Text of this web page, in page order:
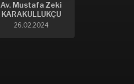
Av. Mustafa Zeki
KARAKULLUKÇU
26.02.2024